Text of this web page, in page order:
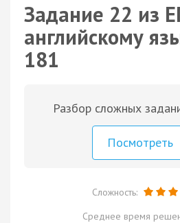
Задание 22 из
английскому
181
Разбор сложных
Посмотреть
Сложность:
Среднее время